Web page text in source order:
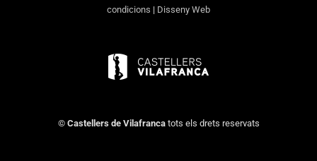
condicions | Disseny Web
© Castellers de Vilafrancatots els drets reservats